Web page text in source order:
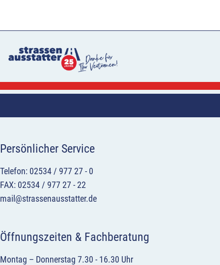
Persönlicher Service
Telefon: 02534 / 977 27 - 0
FAX: 02534 / 977 27 - 22
mail@strassenausstatter.de
Öffnungszeiten & Fachberatung
Montag – Donnerstag 7.30 - 16.30 Uhr